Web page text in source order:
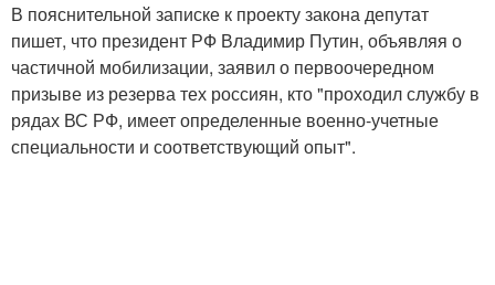
В пояснительной записке к проекту закона депутат
пишет, что президент РФ Владимир Путин, объявляя о
частичной мобилизации, заявил о первоочередном
призыве из резерва тех россиян, кто "проходил службу в
рядах ВС РФ, имеет определенные военно-учетные
специальности и соответствующий опыт".